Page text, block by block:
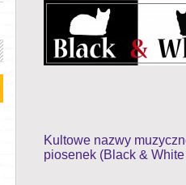
Kultowe nazwy
piosenek (Black &